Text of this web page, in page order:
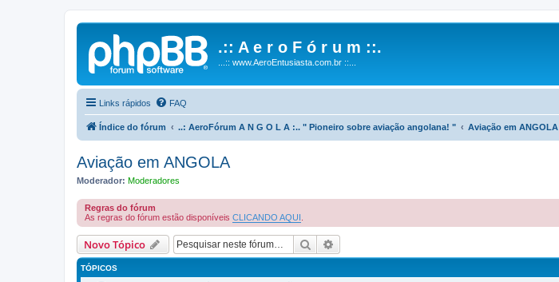
.:: A e r o F ó r u m ::.
...:: www.AeroEntusiasta.com.br ::...
Links rápidos FAQ
Índice do fórum ..: AeroFórum A N G O L A :.. " Pioneiro sobre aviação angolana! " Aviação em ANGOLA
Aviação em ANGOLA
Moderador: Moderadores
Regras do fórum
As regras do fórum estão disponíveis CLICANDO AQUI
Novo Tópico Pesquisar
TÓPICOS